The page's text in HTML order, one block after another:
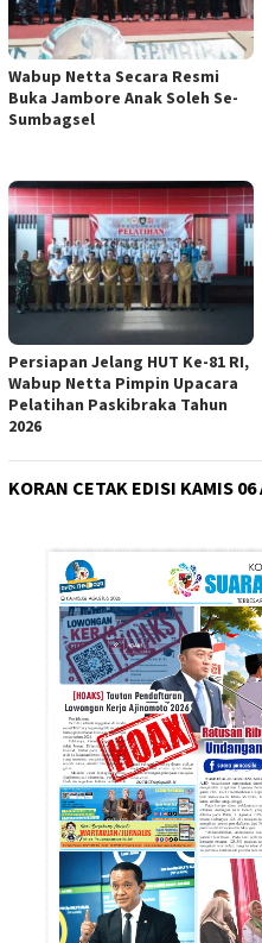
Wabup Netta Secara Resmi
Buka Jambore Anak Soleh Se-
Sumbagsel
Persiapan Jelang HUT Ke-81 RI,
Wabup Netta Pimpin Upacara
Pelatihan Paskibraka Tahun
2026
KORAN CETAK EDISI KAMIS